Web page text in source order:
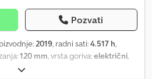
Pozvati
2019, radni sati:4.517 h,
120 mm, vrsta goriva:električni,
, stanje pneumatika: